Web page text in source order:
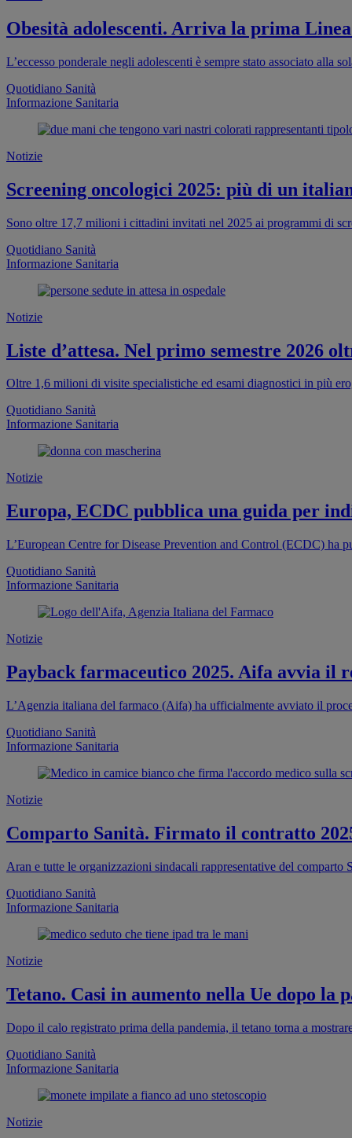
Obesità adolescenti. Arriva la prima
L’eccesso ponderale negli adolescenti è sempre stato associato
Quotidiano Sanità
Informazione Sanitaria
Notizie
Screening oncologici 2025: più di un
Sono oltre 17,7 milioni i cittadini invitati nel 2025 ai programmi di
Quotidiano Sanità
Informazione Sanitaria
Notizie
Liste d’attesa. Nel primo semestre 2026
Oltre 1,6 milioni di visite specialistiche ed esami diagnostici in più
Quotidiano Sanità
Informazione Sanitaria
Notizie
Europa, ECDC pubblica una guida per
L’European Centre for Disease Prevention and Control (ECDC)
Quotidiano Sanità
Informazione Sanitaria
Notizie
Payback farmaceutico 2025. Aifa avvia
L’Agenzia italiana del farmaco (Aifa) ha ufficialmente avviato il
Quotidiano Sanità
Informazione Sanitaria
Notizie
Comparto Sanità. Firmato il contratto
Aran e tutte le organizzazioni sindacali rappresentative del
Quotidiano Sanità
Informazione Sanitaria
Notizie
Tetano. Casi in aumento nella Ue dopo la
Dopo il calo registrato prima della pandemia, il tetano torna a
Quotidiano Sanità
Informazione Sanitaria
Notizie